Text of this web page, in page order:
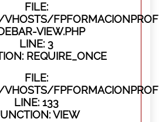
FILE:
VIEW.PHP
LINE: 3
REQUIRE_ONCE
FILE:
LINE: 133
VIEW